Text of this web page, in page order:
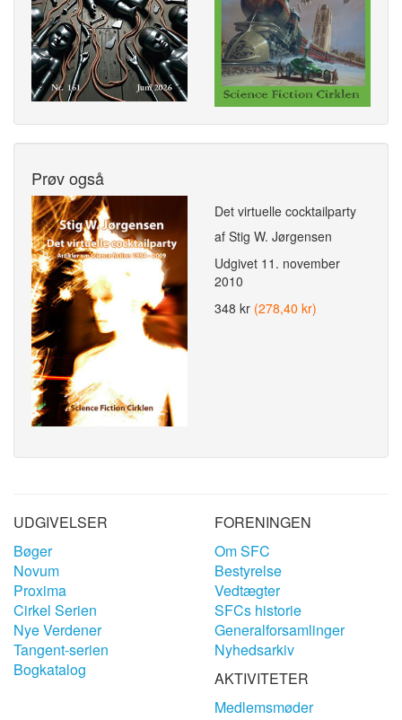
Prøv også
Det virtuelle cocktailparty
af Stig W. Jørgensen
Udgivet 11. november
2010
348 kr (278,40 kr)
UDGIVELSER
Bøger
Novum
Proxima
Cirkel Serien
Nye Verdener
Tangent-serien
Bogkatalog
FORENINGEN
Om SFC
Bestyrelse
Vedtægter
SFCs historie
Generalforsamlinger
Nyhedsarkiv
AKTIVITETER
Medlemsmøder